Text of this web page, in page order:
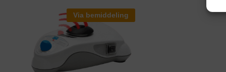
Via bemiddeling